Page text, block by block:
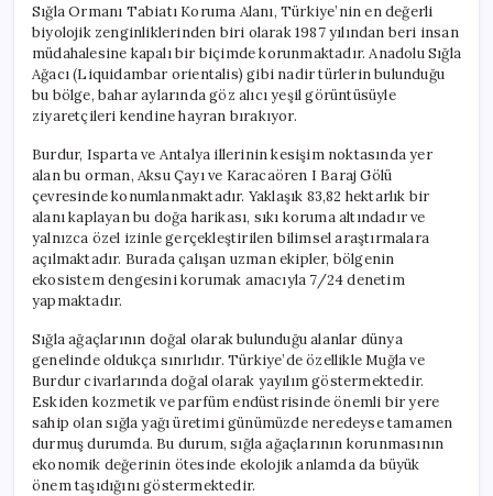
Ormanı
ve
Koruma
Çabaları
için
Sığla Ormanı Tabiatı Koruma Alanı, Türkiye’nin en değerli
biyolojik zenginliklerinden biri olarak 1987 yılından beri insan
müdahalesine kapalı bir biçimde korunmaktadır. Anadolu Sığla
Ağacı (Liquidambar orientalis) gibi nadir türlerin bulunduğu
bu bölge, bahar aylarında göz alıcı yeşil görüntüsüyle
ziyaretçileri kendine hayran bırakıyor.
Burdur, Isparta ve Antalya illerinin kesişim noktasında yer
alan bu orman, Aksu Çayı ve Karacaören I Baraj Gölü
çevresinde konumlanmaktadır. Yaklaşık 83,82 hektarlık bir
alanı kaplayan bu doğa harikası, sıkı koruma altındadır ve
yalnızca özel izinle gerçekleştirilen bilimsel araştırmalara
açılmaktadır. Burada çalışan uzman ekipler, bölgenin
ekosistem dengesini korumak amacıyla 7/24 denetim
yapmaktadır.
Sığla ağaçlarının doğal olarak bulunduğu alanlar dünya
genelinde oldukça sınırlıdır. Türkiye’de özellikle Muğla ve
Burdur civarlarında doğal olarak yayılım göstermektedir.
Eskiden kozmetik ve parfüm endüstrisinde önemli bir yere
sahip olan sığla yağı üretimi günümüzde neredeyse tamamen
durmuş durumda. Bu durum, sığla ağaçlarının korunmasının
ekonomik değerinin ötesinde ekolojik anlamda da büyük
önem taşıdığını göstermektedir.